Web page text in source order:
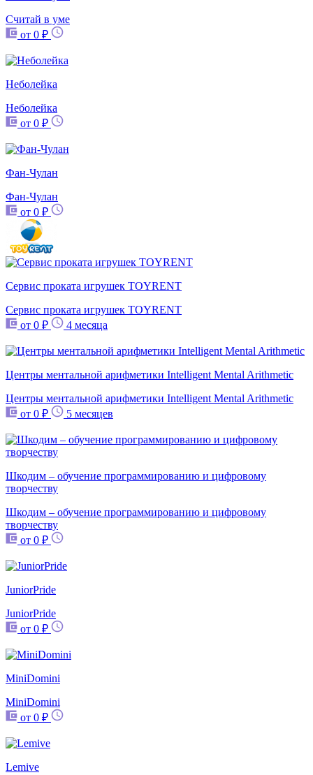
Считай в уме
от 0 ₽
Неболейка
Неболейка
от 0 ₽
Фан-Чулан
Фан-Чулан
от 0 ₽
Сервис проката игрушек TOYRENT
Сервис проката игрушек TOYRENT
от 0 ₽
4 месяца
Центры ментальной арифметики Intelligent Mental Arithmetic
Центры ментальной арифметики Intelligent Mental Arithmetic
от 0 ₽
5 месяцев
Шкодим – обучение программированию и цифровому
творчеству
Шкодим – обучение программированию и цифровому
творчеству
от 0 ₽
JuniorPride
JuniorPride
от 0 ₽
MiniDomini
MiniDomini
от 0 ₽
Lemive